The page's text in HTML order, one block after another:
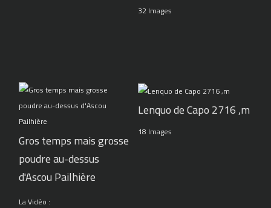
32 Images
Gros temps mais grosse
poudre au-dessus
d'Ascou Pailhière
La Vidéo :
Lenquo de Capo 2716 ,m
18 Images